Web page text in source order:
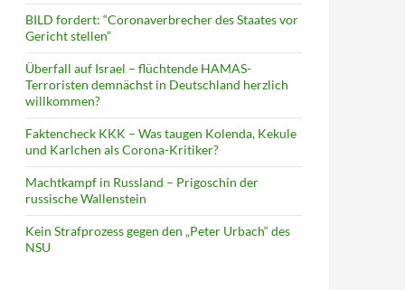
BILD fordert: “Coronaverbrecher des Staates vor
Gericht stellen”
Überfall auf Israel – flüchtende HAMAS-
Terroristen demnächst in Deutschland herzlich
willkommen?
Faktencheck KKK – Was taugen Kolenda, Kekule
und Karlchen als Corona-Kritiker?
Machtkampf in Russland – Prigoschin der
russische Wallenstein
Kein Strafprozess gegen den „Peter Urbach“ des
NSU